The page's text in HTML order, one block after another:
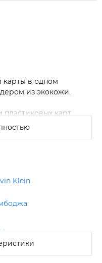
карты в одном
из экокожи.
карт.
формат.
стороне
Klein
Size